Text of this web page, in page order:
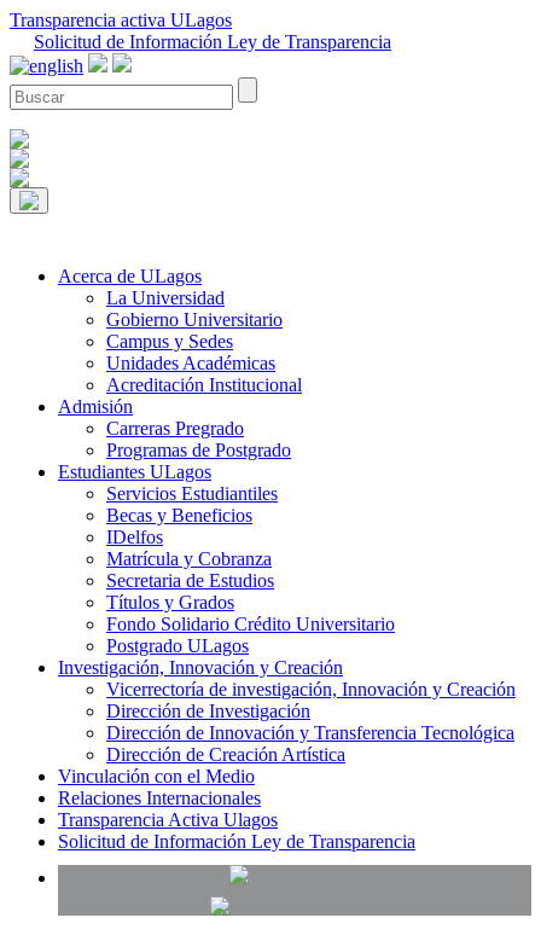
Transparencia activa ULagos
Solicitud de Información Ley de Transparencia
Acerca de ULagos
La Universidad
Gobierno Universitario
Campus y Sedes
Unidades Académicas
Acreditación Institucional
Admisión
Carreras Pregrado
Programas de Postgrado
Estudiantes ULagos
Servicios Estudiantiles
Becas y Beneficios
IDelfos
Matrícula y Cobranza
Secretaria de Estudios
Títulos y Grados
Fondo Solidario Crédito Universitario
Postgrado ULagos
Investigación, Innovación y Creación
Vicerrectoría de investigación, Innovación y Creación
Dirección de Investigación
Dirección de Innovación y Transferencia Tecnológica
Dirección de Creación Artística
Vinculación con el Medio
Relaciones Internacionales
Transparencia Activa Ulagos
Solicitud de Información Ley de Transparencia